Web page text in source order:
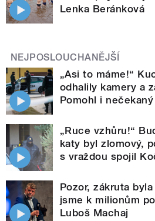
Lenka Beránková
NEJPOSLOUCHANĚJŠÍ
„Asi to máme!“
odhalily kamery a
Pomohl i
„Ruce vzhůru!“
katy byl zlomový,
s vraždou spojil
Pozor, zákruta
jsme k milionům
Luboš Machaj